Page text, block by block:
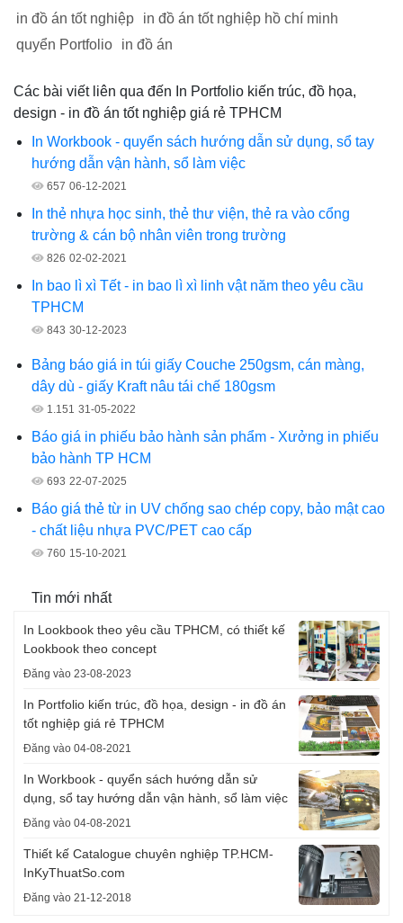
in đồ án tốt nghiệp
in đồ án tốt nghiệp hồ chí minh
quyển Portfolio
in đồ án
Các bài viết liên qua đến In Portfolio kiến trúc, đồ họa,
design - in đồ án tốt nghiệp giá rẻ TPHCM
In Workbook - quyển sách hướng dẫn sử dụng, sổ tay
hướng dẫn vận hành, sổ làm việc
657 06-12-2021
In thẻ nhựa học sinh, thẻ thư viện, thẻ ra vào cổng
trường & cán bộ nhân viên trong trường
826 02-02-2021
In bao lì xì Tết - in bao lì xì linh vật năm theo yêu cầu
TPHCM
843 30-12-2023
Bảng báo giá in túi giấy Couche 250gsm, cán màng,
dây dù - giấy Kraft nâu tái chế 180gsm
1.151 31-05-2022
Báo giá in phiếu bảo hành sản phẩm - Xưởng in phiếu
bảo hành TP HCM
693 22-07-2025
Báo giá thẻ từ in UV chống sao chép copy, bảo mật cao
- chất liệu nhựa PVC/PET cao cấp
760 15-10-2021
Tin mới nhất
In Lookbook theo yêu cầu TPHCM, có thiết kế
Lookbook theo concept
Đăng vào 23-08-2023
In Portfolio kiến trúc, đồ họa, design - in đồ án
tốt nghiệp giá rẻ TPHCM
Đăng vào 04-08-2021
In Workbook - quyển sách hướng dẫn sử
dụng, sổ tay hướng dẫn vận hành, sổ làm việc
Đăng vào 04-08-2021
Thiết kế Catalogue chuyên nghiệp TP.HCM-
InKyThuatSo.com
Đăng vào 21-12-2018